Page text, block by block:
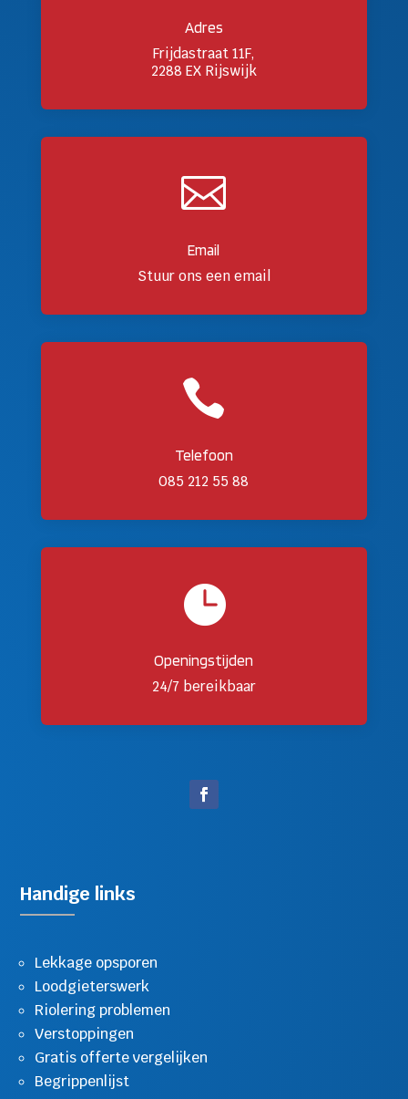
Adres
Frijdastraat 11F,
2288 EX Rijswijk

Email
Stuur ons een email

Telefoon
085 212 55 88

Openingstijden
24/7 bereikbaar
Handige links
Lekkage opsporen
Loodgieterswerk
Riolering problemen
Verstoppingen
Gratis offerte vergelijken
Begrippenlijst